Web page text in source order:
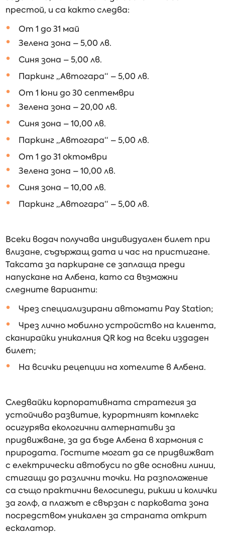
престой, и са както следва:
От 1 до 31 май
Зелена зона – 5,00 лв.
Синя зона – 5,00 лв.
Паркинг „Автогара“ – 5,00 лв.
От 1 юни до 30 септември
Зелена зона – 20,00 лв.
Синя зона – 10,00 лв.
Паркинг „Автогара“ – 5,00 лв.
От 1 до 31 октомври
Зелена зона – 10,00 лв.
Синя зона – 10,00 лв.
Паркинг „Автогара“ – 5,00 лв.
Всеки водач получава индивидуален билет при
влизане, съдържащ дата и час на пристигане.
Таксата за паркиране се заплаща преди
напускане на Албена, като са възможни
следните варианти:
Чрез специализирани автомати Pay Station;
Чрез лично мобилно устройство на клиента,
сканирайки уникалния QR код на всеки издаден
билет;
На всички рецепции на хотелите в Албена.
Следвайки корпоративната стратегия за
устойчиво развитие, курортният комплекс
осигурява екологични алтернативи за
придвижване, за да бъде Албена в хармония с
природата. Гостите могат да се придвижват
с електрически автобуси по две основни линии,
стигащи до различни точки. На разположение
са също практични велосипеди, рикши и колички
за голф, а плажът е свързан с парковата зона
посредством уникален за страната открит
ескалатор.